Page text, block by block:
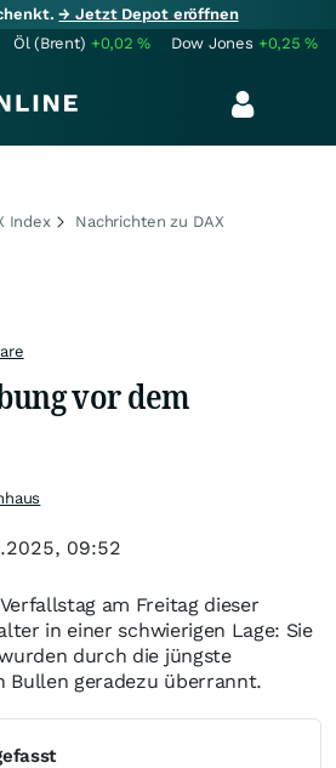
→ Jetzt Depot eröffnen
Öl (Brent) +0,02% Dow Jones +0,25%
Index Nachrichten zu DAX
vor dem
am Freitag dieser
in einer schwierigen Lage: Sie
durch die jüngste
Bullen geradezu überrannt.
09:52